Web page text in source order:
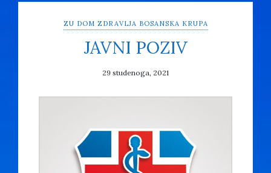
ZU DOM ZDRAVLJA BOSANSKA KRUPA
JAVNI POZIV
29 studenoga, 2021